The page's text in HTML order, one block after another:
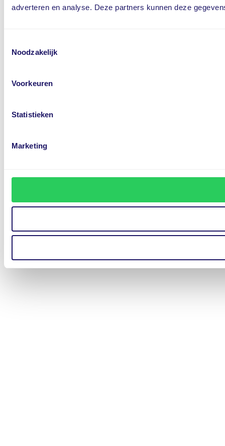
adverteren en analyse. Deze partners kunnen deze
Noodzakelijk
Voorkeuren
Statistieken
Marketing